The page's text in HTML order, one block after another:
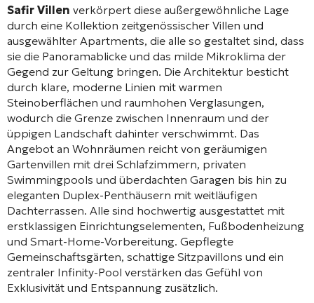
Safir Villen verkörpert diese außergewöhnliche Lage
durch eine Kollektion zeitgenössischer Villen und
ausgewählter Apartments, die alle so gestaltet sind, dass
sie die Panoramablicke und das milde Mikroklima der
Gegend zur Geltung bringen. Die Architektur besticht
durch klare, moderne Linien mit warmen
Steinoberflächen und raumhohen Verglasungen,
wodurch die Grenze zwischen Innenraum und der
üppigen Landschaft dahinter verschwimmt. Das
Angebot an Wohnräumen reicht von geräumigen
Gartenvillen mit drei Schlafzimmern, privaten
Swimmingpools und überdachten Garagen bis hin zu
eleganten Duplex-Penthäusern mit weitläufigen
Dachterrassen. Alle sind hochwertig ausgestattet mit
erstklassigen Einrichtungselementen, Fußbodenheizung
und Smart-Home-Vorbereitung. Gepflegte
Gemeinschaftsgärten, schattige Sitzpavillons und ein
zentraler Infinity-Pool verstärken das Gefühl von
Exklusivität und Entspannung zusätzlich.